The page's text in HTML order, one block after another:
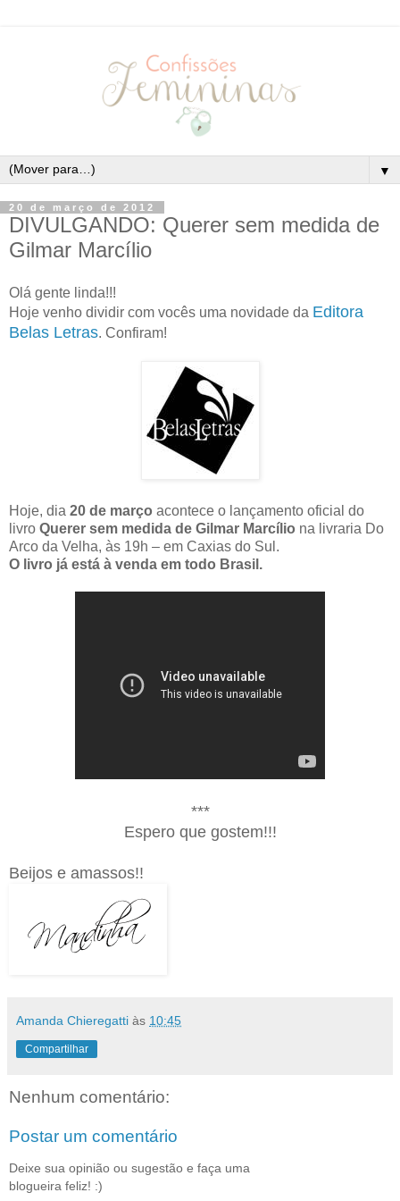
▼
20 de março de 2012
DIVULGANDO: Querer sem medida de
Gilmar Marcílio
Olá gente linda!!!
Hoje venho dividir com vocês uma novidade da Editora
Belas Letras. Confiram!
Hoje, dia 20 de março acontece o lançamento oficial do
livro Querer sem medida de Gilmar Marcílio na livraria Do
Arco da Velha, às 19h – em Caxias do Sul.
O livro já está à venda em todo Brasil.
***
Espero que gostem!!!
Beijos e amassos!!
Amanda Chieregatti às 10:45
Compartilhar
Nenhum comentário:
Postar um comentário
Deixe sua opinião ou sugestão e faça uma
blogueira feliz! :)